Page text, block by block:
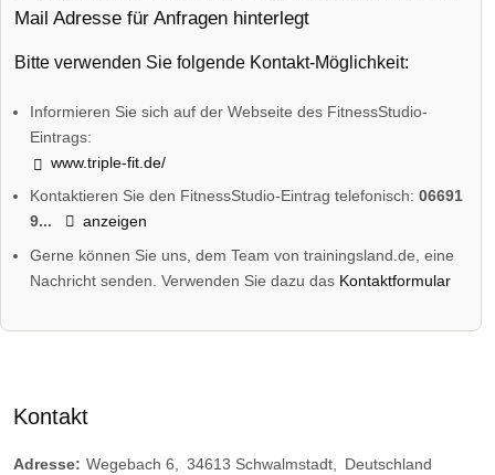
Mail Adresse für Anfragen hinterlegt
Bitte verwenden Sie folgende Kontakt-Möglichkeit:
Informieren Sie sich auf der Webseite des FitnessStudio-
Eintrags:
www.triple-fit.de/
Kontaktieren Sie den FitnessStudio-Eintrag telefonisch:06691
9...
anzeigen
Gerne können Sie uns, dem Team von trainingsland.de, eine
Nachricht senden. Verwenden Sie dazu das Kontaktformular
Kontakt
Adresse: Wegebach 6 34613 Schwalmstadt
Deutschland